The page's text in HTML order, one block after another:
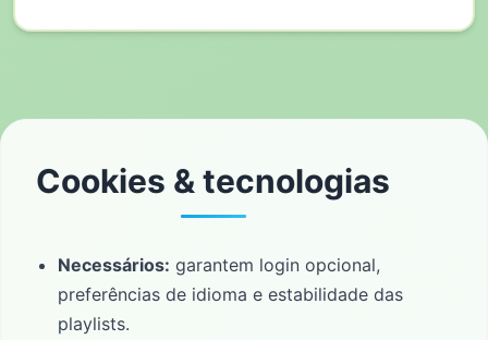
Cookies & tecnologias
Necessários: garantem login opcional,
preferências de idioma e estabilidade das
playlists.